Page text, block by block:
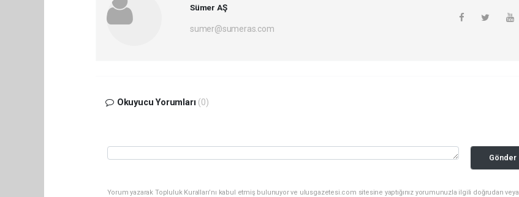
Sümer AŞ
sumer@sumeras.com
Okuyucu Yorumları (0)
Gönder
Yorum yazarak Topluluk Kuralları’nı kabul etmiş bulunuyor ve ulusgazetesi.com sitesine yaptığınız yorumunuzla ilgili doğrudan veya